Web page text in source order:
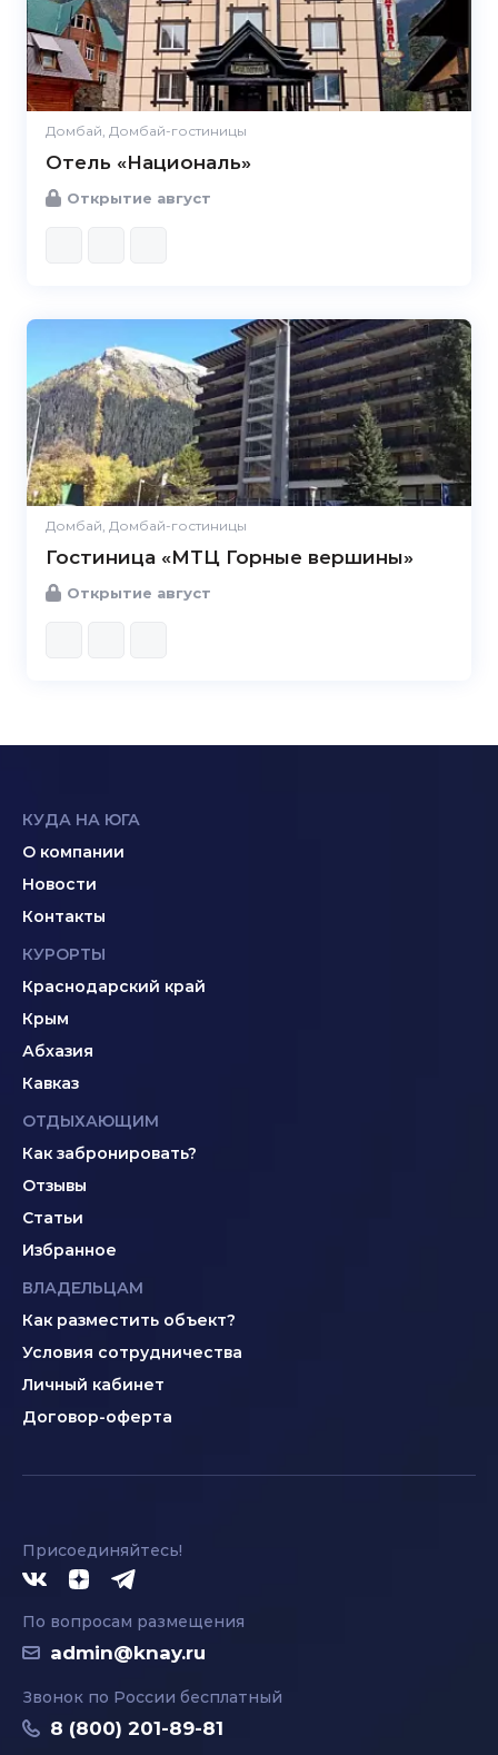
Домбай, Домбай-гостиницы
Отель «Националь»
Открытие август
Домбай, Домбай-гостиницы
Гостиница «МТЦ Горные вершины»
Открытие август
КУДА НА ЮГА
О компании
Новости
Контакты
КУРОРТЫ
Краснодарский край
Крым
Абхазия
Кавказ
ОТДЫХАЮЩИМ
Как забронировать?
Отзывы
Статьи
Избранное
ВЛАДЕЛЬЦАМ
Как разместить объект?
Условия сотрудничества
Личный кабинет
Договор-оферта
Присоединяйтесь!
По вопросам размещения
admin@knay.ru
Звонок по России бесплатный
8 (800) 201-89-81